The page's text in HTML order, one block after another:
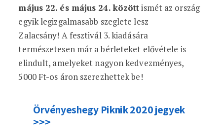
május 22. és május 24. közöttismét az ország
egyik legizgalmasabb szeglete lesz
Zalacsány! A fesztivál 3. kiadására
természetesen már a bérleteket elővétele is
elindult, amelyeket nagyon kedvezményes,
5000 Ft-os áron szerezhettek be!
Örvényeshegy Piknik 2020 jegyek
>>>